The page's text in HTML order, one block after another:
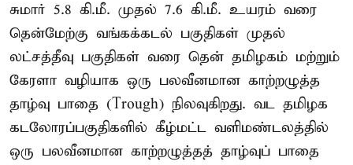
சுமார் 5.8 கி.மீ. முதல் 7.6 கி.மீ. உயரம் வரை
தென்மேற்கு வங்கக்கடல் பகுதிகள் முதல்
லட்சத்தீவு பகுதிகள் வரை தென் தமிழகம் மற்றும்
கேரளா வழியாக ஒரு பலவீனமான காற்றழுத்த
தாழ்வு பாதை (Trough) நிலவுகிறது. வட தமிழக
கடலோரப்பகுதிகளில் கீழ்மட்ட வளிமண்டலத்தில்
ஒரு பலவீனமான காற்றழுத்தத் தாழ்வுப் பாதை